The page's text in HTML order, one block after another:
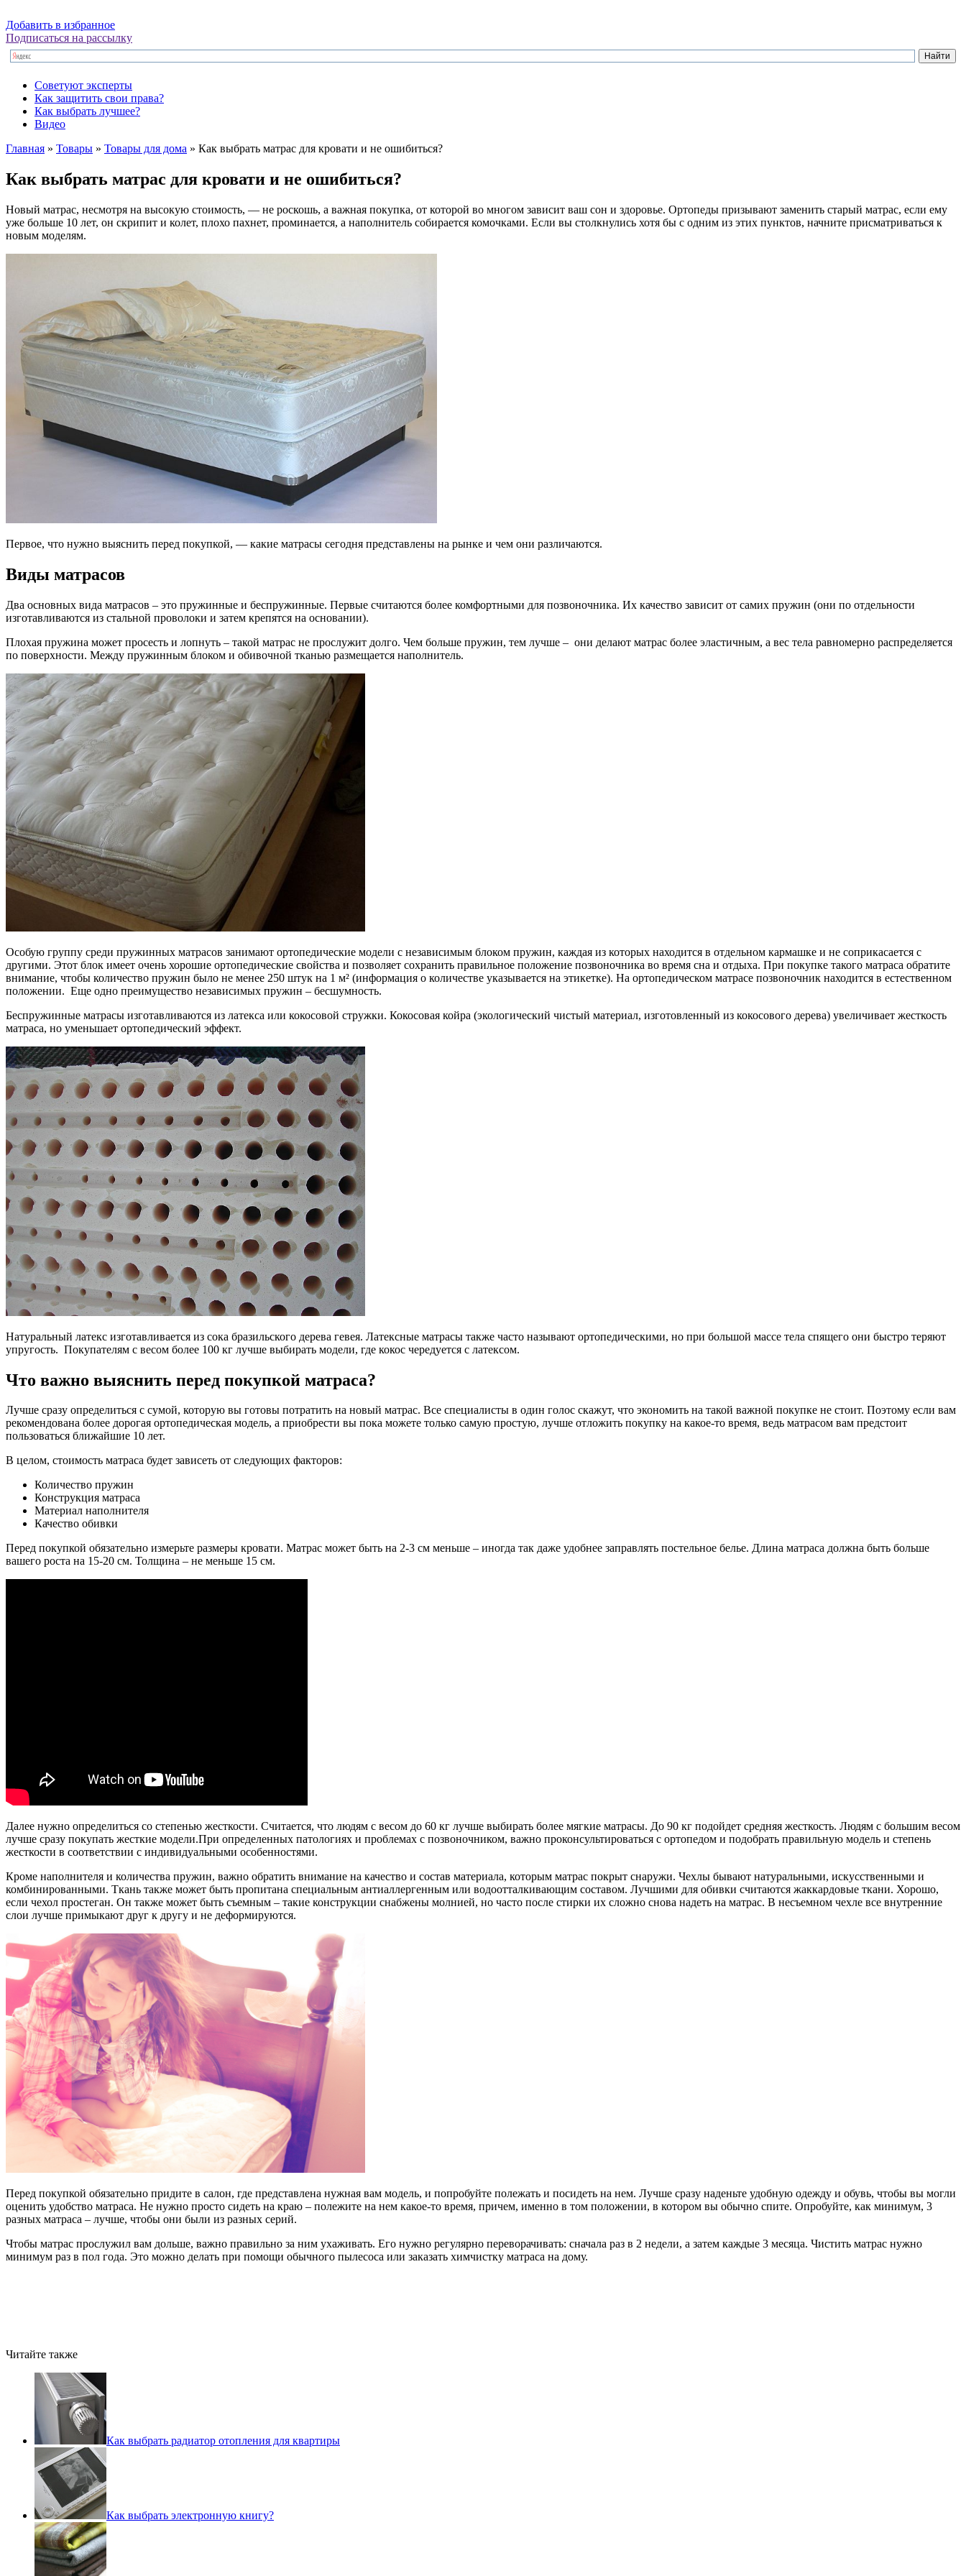
Добавить в избранное
Подписаться на рассылку
Советуют эксперты
Как защитить свои права?
Как выбрать лучшее?
Видео
Главная » Товары » Товары для дома » Как выбрать матрас для кровати и не ошибиться?
Как выбрать матрас для кровати и не ошибиться?
Новый матрас, несмотря на высокую стоимость, — не роскошь, а важная покупка, от которой во многом зависит ваш сон и здоровье. Ортопеды призывают заменить старый матрас, если ему
уже больше 10 лет, он скрипит и колет, плохо пахнет, проминается, а наполнитель собирается комочками. Если вы столкнулись хотя бы с одним из этих пунктов, начните присматриваться к
новым моделям.
Первое, что нужно выяснить перед покупкой, — какие матрасы сегодня представлены на рынке и чем они различаются.
Виды матрасов
Два основных вида матрасов – это пружинные и беспружинные. Первые считаются более комфортными для позвоночника. Их качество зависит от самих пружин (они по отдельности
изготавливаются из стальной проволоки и затем крепятся на основании).
Плохая пружина может просесть и лопнуть – такой матрас не прослужит долго. Чем больше пружин, тем лучше – они делают матрас более эластичным, а вес тела равномерно распределяется
по поверхности. Между пружинным блоком и обивочной тканью размещается наполнитель.
Особую группу среди пружинных матрасов занимают ортопедические модели с независимым блоком пружин, каждая из которых находится в отдельном кармашке и не соприкасается с
другими. Этот блок имеет очень хорошие ортопедические свойства и позволяет сохранить правильное положение позвоночника во время сна и отдыха. При покупке такого матраса обратите
внимание, чтобы количество пружин было не менее 250 штук на 1 м² (информация о количестве указывается на этикетке). На ортопедическом матрасе позвоночник находится в естественном
положении. Еще одно преимущество независимых пружин – бесшумность.
Беспружинные матрасы изготавливаются из латекса или кокосовой стружки. Кокосовая койра (экологический чистый материал, изготовленный из кокосового дерева) увеличивает жесткость
матраса, но уменьшает ортопедический эффект.
Натуральный латекс изготавливается из сока бразильского дерева гевея. Латексные матрасы также часто называют ортопедическими, но при большой массе тела спящего они быстро теряют
упругость. Покупателям с весом более 100 кг лучше выбирать модели, где кокос чередуется с латексом.
Что важно выяснить перед покупкой матраса?
Лучше сразу определиться с сумой, которую вы готовы потратить на новый матрас. Все специалисты в один голос скажут, что экономить на такой важной покупке не стоит. Поэтому если вам
рекомендована более дорогая ортопедическая модель, а приобрести вы пока можете только самую простую, лучше отложить покупку на какое-то время, ведь матрасом вам предстоит
пользоваться ближайшие 10 лет.
В целом, стоимость матраса будет зависеть от следующих факторов:
Количество пружин
Конструкция матраса
Материал наполнителя
Качество обивки
Перед покупкой обязательно измерьте размеры кровати. Матрас может быть на 2-3 см меньше – иногда так даже удобнее заправлять постельное белье. Длина матраса должна быть больше
вашего роста на 15-20 см. Толщина – не меньше 15 см.
Далее нужно определиться со степенью жесткости. Считается, что людям с весом до 60 кг лучше выбирать более мягкие матрасы. До 90 кг подойдет средняя жесткость. Людям с большим весом
лучше сразу покупать жесткие модели.При определенных патологиях и проблемах с позвоночником, важно проконсультироваться с ортопедом и подобрать правильную модель и степень
жесткости в соответствии с индивидуальными особенностями.
Кроме наполнителя и количества пружин, важно обратить внимание на качество и состав материала, которым матрас покрыт снаружи. Чехлы бывают натуральными, искусственными и
комбинированными. Ткань также может быть пропитана специальным антиаллергенным или водоотталкивающим составом. Лучшими для обивки считаются жаккардовые ткани. Хорошо,
если чехол простеган. Он также может быть съемным – такие конструкции снабжены молнией, но часто после стирки их сложно снова надеть на матрас. В несъемном чехле все внутренние
слои лучше примыкают друг к другу и не деформируются.
Перед покупкой обязательно придите в салон, где представлена нужная вам модель, и попробуйте полежать и посидеть на нем. Лучше сразу наденьте удобную одежду и обувь, чтобы вы могли
оценить удобство матраса. Не нужно просто сидеть на краю – полежите на нем какое-то время, причем, именно в том положении, в котором вы обычно спите. Опробуйте, как минимум, 3
разных матраса – лучше, чтобы они были из разных серий.
Чтобы матрас прослужил вам дольше, важно правильно за ним ухаживать. Его нужно регулярно переворачивать: сначала раз в 2 недели, а затем каждые 3 месяца. Чистить матрас нужно
минимум раз в пол года. Это можно делать при помощи обычного пылесоса или заказать химчистку матраса на дому.
Читайте также
Как выбрать радиатор отопления для квартиры
Как выбрать электронную книгу?